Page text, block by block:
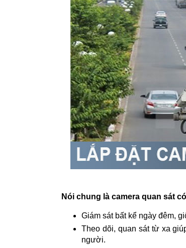
Nói chung là camera quan sát
Giám sát bất kể ngày đêm,
Theo dõi, quan sát từ xa
người.